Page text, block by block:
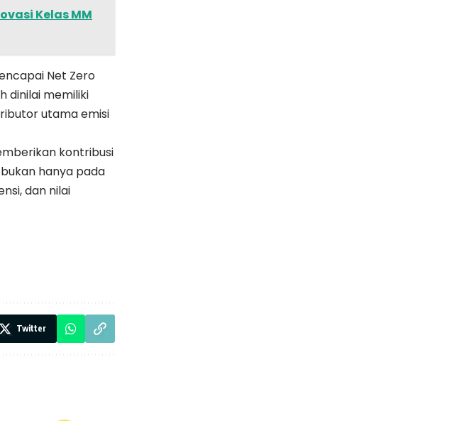
Kelas MM
Net Zero
dinilai memiliki
utama emisi
kontribusi
hanya pada
dan nilai
Twitter